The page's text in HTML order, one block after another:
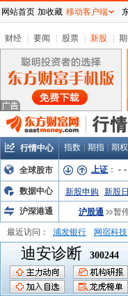
财经 要闻 股票 新股
行情中心 指数 期指 期权
全球股市 上证 ： - -
数据中心 新股申购 新股
沪深港通
沪股通 暂
最近访问： 浦发银行 网宿科技
弘业股份
富临运业
迪安诊断 300244
网站首页 加收藏 移动客户端